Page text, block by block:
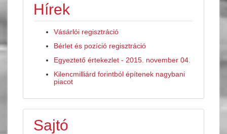
Hírek
Vásárlói regisztráció
Bérlet és pozíció regisztráció
Egyeztető értekezlet - 2015. november 04.
Kilencmilliárd forintból építenek nagybani
piacot
Sajtó